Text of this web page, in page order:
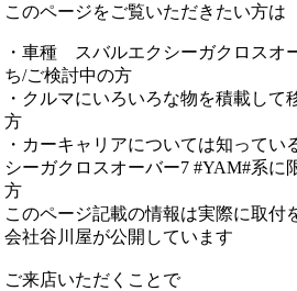
このページをご覧いただきたい方は
・車種 スバルエクシーガクロスオ
ち/ご検討中の方
・クルマにいろいろな物を積載して
方
・カーキャリアについては知って
シーガクロスオーバー7 #YAM#系に
方
このページ記載の情報は実際に取付
会社谷川屋が公開しています
ご来店いただくことで